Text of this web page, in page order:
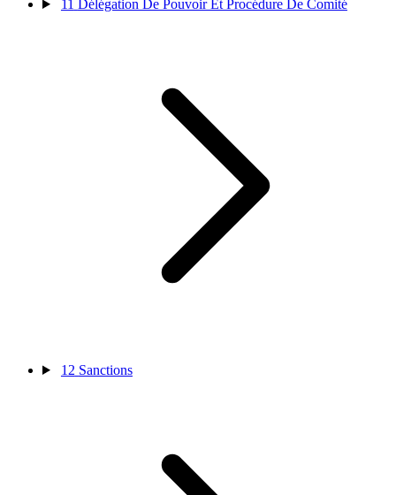
11 Délégation De Pouvoir Et Procédure De Comité
12 Sanctions